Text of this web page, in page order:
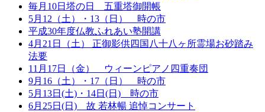
毎月10日塔の日 五重塔御開帳
5月12（土）・13（日） 時の市
平成30年度仏教ふれあい塾開講
4月21日（土） 正御影供四国八十八ヶ所霊場お砂踏み
法要
11月17日（金） ウィーンピアノ四重奏団
9月16（土）・17（日） 時の市
5月13日(土)・14日(日) 時の市
6月25日(日) 故 若林暢 追悼コンサート